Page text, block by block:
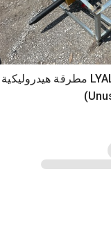
2026 LYALS ALS680 مطرقة هيدروليكية